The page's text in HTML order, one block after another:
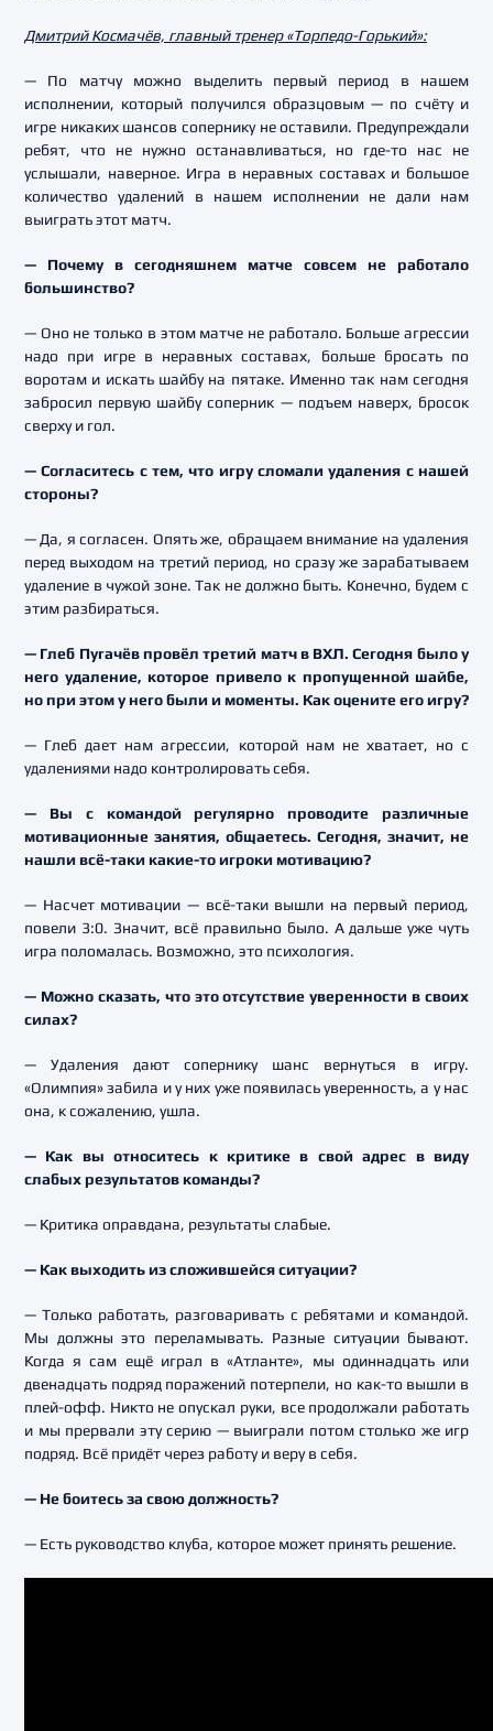
Дмитрий Космачёв, главный тренер «Торпедо-Горький»:
— По матчу можно выделить первый период в нашем
исполнении, который получился образцовым — по счёту и
игре никаких шансов сопернику не оставили. Предупреждали
ребят, что не нужно останавливаться, но где-то нас не
услышали, наверное. Игра в неравных составах и большое
количество удалений в нашем исполнении не дали нам
выиграть этот матч.
— Почему в сегодняшнем матче совсем не работало
большинство?
— Оно не только в этом матче не работало. Больше агрессии
надо при игре в неравных составах, больше бросать по
воротам и искать шайбу на пятаке. Именно так нам сегодня
забросил первую шайбу соперник — подъем наверх, бросок
сверху и гол.
— Согласитесь с тем, что игру сломали удаления с нашей
стороны?
— Да, я согласен. Опять же, обращаем внимание на удаления
перед выходом на третий период, но сразу же зарабатываем
удаление в чужой зоне. Так не должно быть. Конечно, будем с
этим разбираться.
— Глеб Пугачёв провёл третий матч в ВХЛ. Сегодня было у
него удаление, которое привело к пропущенной шайбе,
но при этом у него были и моменты. Как оцените его игру?
— Глеб дает нам агрессии, которой нам не хватает, но с
удалениями надо контролировать себя.
— Вы с командой регулярно проводите различные
мотивационные занятия, общаетесь. Сегодня, значит, не
нашли всё-таки какие-то игроки мотивацию?
— Насчет мотивации — всё-таки вышли на первый период,
повели 3:0. Значит, всё правильно было. А дальше уже чуть
игра поломалась. Возможно, это психология.
— Можно сказать, что это отсутствие уверенности в своих
силах?
— Удаления дают сопернику шанс вернуться в игру.
«Олимпия» забила и у них уже появилась уверенность, а у нас
она, к сожалению, ушла.
— Как вы относитесь к критике в свой адрес в виду
слабых результатов команды?
— Критика оправдана, результаты слабые.
— Как выходить из сложившейся ситуации?
— Только работать, разговаривать с ребятами и командой.
Мы должны это переламывать. Разные ситуации бывают.
Когда я сам ещё играл в «Атланте», мы одиннадцать или
двенадцать подряд поражений потерпели, но как-то вышли в
плей-офф. Никто не опускал руки, все продолжали работать
и мы прервали эту серию — выиграли потом столько же игр
подряд. Всё придёт через работу и веру в себя.
— Не боитесь за свою должность?
— Есть руководство клуба, которое может принять решение.